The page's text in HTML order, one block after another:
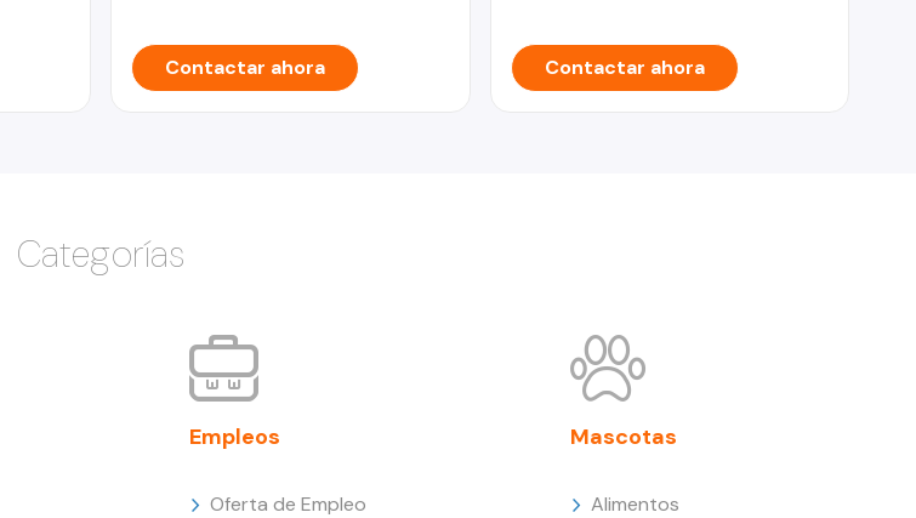
Contactar ahora Contactar ahora
Categorías
Empleos
Oferta de Empleo
Mascotas
Alimentos